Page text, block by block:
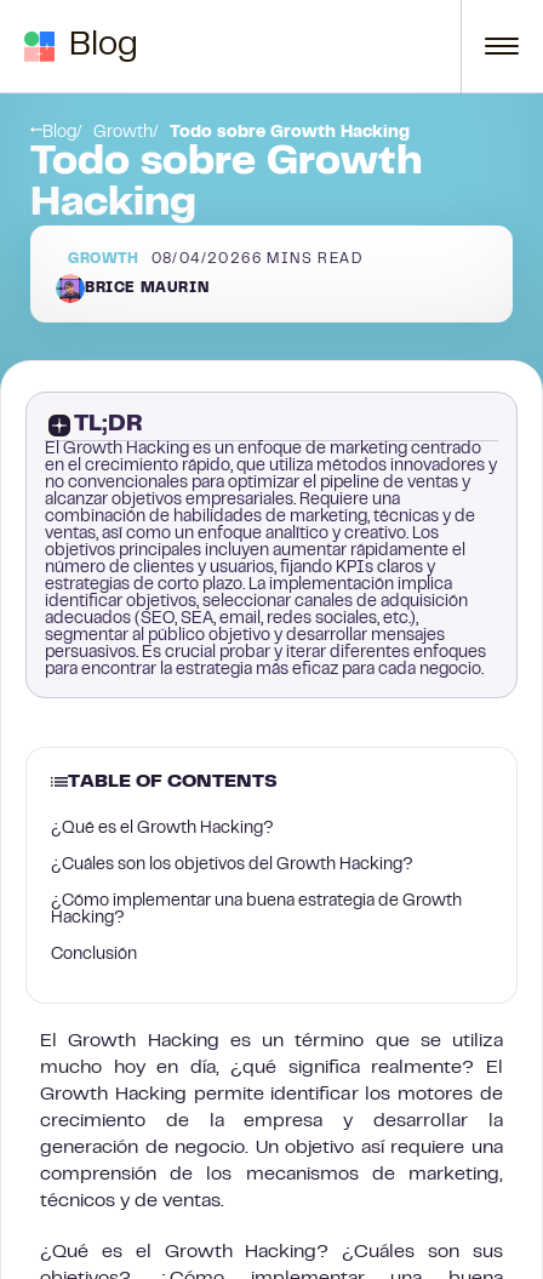
Blog
Blog Growth Todo sobre Growth Hacking
Todo sobre Growth
Hacking
GROWTH 08/04/2026 6 MINS READ
BRICE MAURIN
TL;DR
El Growth Hacking es un enfoque de marketing centrado
en el crecimiento rápido, que utiliza métodos innovadores y
no convencionales para optimizar el pipeline de ventas y
alcanzar objetivos empresariales. Requiere una
combinación de habilidades de marketing, técnicas y de
ventas, así como un enfoque analítico y creativo. Los
objetivos principales incluyen aumentar rápidamente el
número de clientes y usuarios, fijando KPIs claros y
estrategias de corto plazo. La implementación implica
identificar objetivos, seleccionar canales de adquisición
adecuados (SEO, SEA, email, redes sociales, etc.),
segmentar al público objetivo y desarrollar mensajes
persuasivos. Es crucial probar y iterar diferentes enfoques
para encontrar la estrategia más eficaz para cada negocio.
TABLE OF CONTENTS
¿Qué es el Growth Hacking?
¿Cuáles son los objetivos del Growth Hacking?
¿Cómo implementar una buena estrategia de Growth
Hacking?
Conclusión
El Growth Hacking es un término que se utiliza
mucho hoy en día, ¿qué significa realmente? El
Growth Hacking permite identificar los motores de
crecimiento de la empresa y desarrollar la
generación de negocio. Un objetivo así requiere una
comprensión de los mecanismos de marketing,
técnicos y de ventas.
¿Qué es el Growth Hacking? ¿Cuáles son sus